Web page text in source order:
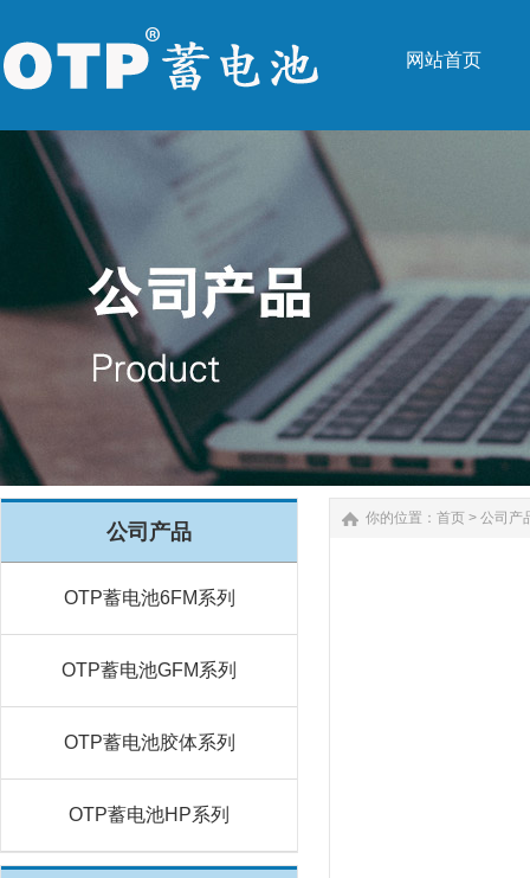
网站首页
公司产品
OTP蓄电池6FM系列
OTP蓄电池GFM系列
OTP蓄电池胶体系列
OTP蓄电池HP系列
你的位置： 首页 > 公司产